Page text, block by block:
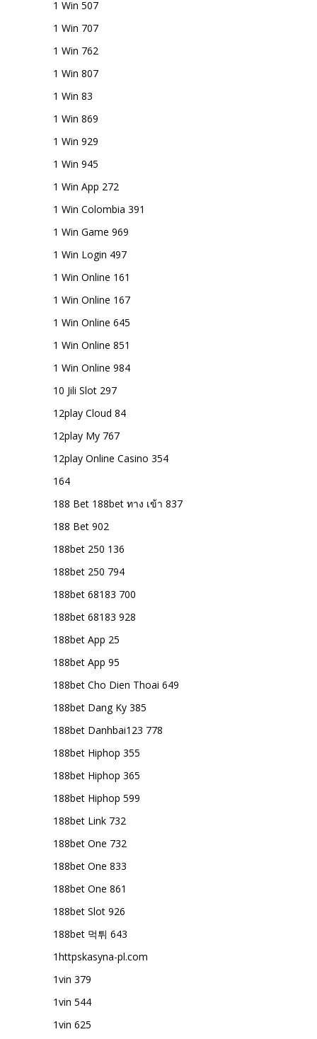
1 Win 507
1 Win 707
1 Win 762
1 Win 807
1 Win 83
1 Win 869
1 Win 929
1 Win 945
1 Win App 272
1 Win Colombia 391
1 Win Game 969
1 Win Login 497
1 Win Online 161
1 Win Online 167
1 Win Online 645
1 Win Online 851
1 Win Online 984
10 Jili Slot 297
12play Cloud 84
12play My 767
12play Online Casino 354
164
188 Bet 188bet ทาง เข้า 837
188 Bet 902
188bet 250 136
188bet 250 794
188bet 68183 700
188bet 68183 928
188bet App 25
188bet App 95
188bet Cho Dien Thoai 649
188bet Dang Ky 385
188bet Danhbai123 778
188bet Hiphop 355
188bet Hiphop 365
188bet Hiphop 599
188bet Link 732
188bet One 732
188bet One 833
188bet One 861
188bet Slot 926
188bet 먹튀 643
1httpskasyna-pl.com
1vin 379
1vin 544
1vin 625